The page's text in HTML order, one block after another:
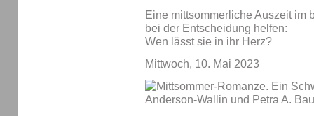
Eine mittsommerliche Auszeit im
bei der Entscheidung helfen:
Wen lässt sie in ihr Herz?
Mittwoch, 10. Mai 2023